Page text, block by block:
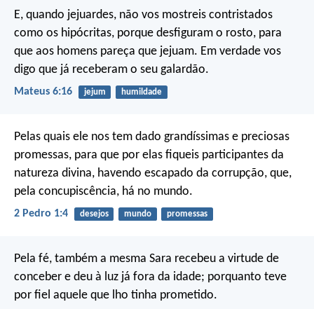
E, quando jejuardes, não vos mostreis contristados
como os hipócritas, porque desfiguram o rosto, para
que aos homens pareça que jejuam. Em verdade vos
digo que já receberam o seu galardão.
Mateus 6:16 jejum humildade
Pelas quais ele nos tem dado grandíssimas e preciosas
promessas, para que por elas fiqueis participantes da
natureza divina, havendo escapado da corrupção, que,
pela concupiscência, há no mundo.
2 Pedro 1:4 desejos mundo promessas
Pela fé, também a mesma Sara recebeu a virtude de
conceber e deu à luz já fora da idade; porquanto teve
por fiel aquele que lho tinha prometido.